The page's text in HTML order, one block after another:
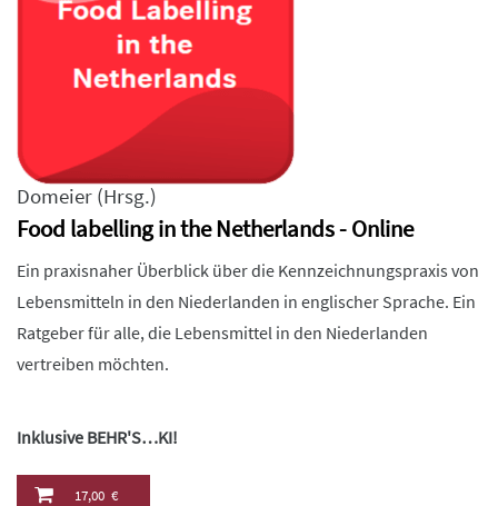
Domeier (Hrsg.)
Food labelling in the Netherlands - Online
Ein praxisnaher Überblick über die Kennzeichnungspraxis von
Lebensmitteln in den Niederlanden in englischer Sprache. Ein
Ratgeber für alle, die Lebensmittel in den Niederlanden
vertreiben möchten.
Inklusive BEHR'S…KI!
17,00 €